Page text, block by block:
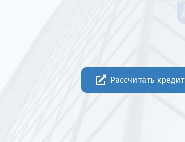
Рассчитать кредит